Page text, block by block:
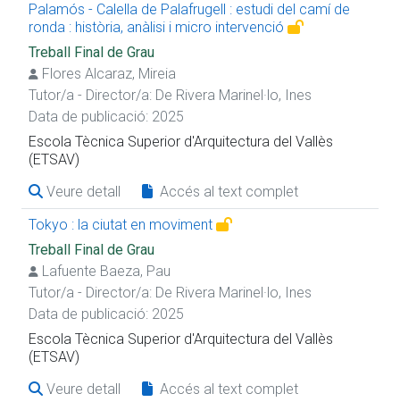
Palamós - Calella de Palafrugell : estudi del camí de
ronda : història, anàlisi i micro intervenció
Treball Final de Grau
Flores Alcaraz, Mireia
Tutor/a - Director/a: De Rivera Marinel·lo, Ines
Data de publicació: 2025
Escola Tècnica Superior d'Arquitectura del Vallès
(ETSAV)
Veure detall
Accés al text complet
Tokyo : la ciutat en moviment
Treball Final de Grau
Lafuente Baeza, Pau
Tutor/a - Director/a: De Rivera Marinel·lo, Ines
Data de publicació: 2025
Escola Tècnica Superior d'Arquitectura del Vallès
(ETSAV)
Veure detall
Accés al text complet